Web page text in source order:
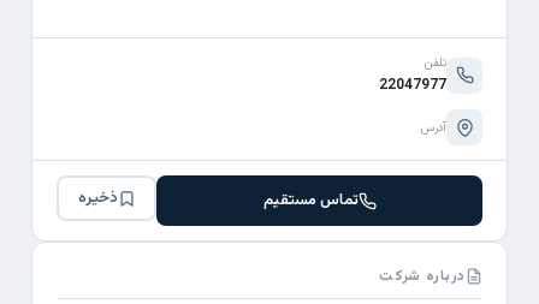
تلفن
22047977
آدرس
تماس مستقیم ذخیره
درباره شرکت